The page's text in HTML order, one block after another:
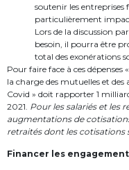
soutenir les
particulièrement
Lors de la discussion
besoin, il pourra être
total des exonérations
Pour faire face à ces
la charge des mutuelles et des
Covid » doit rapporter 1
2021. Pour les salariés et les
augmentations de
retraités dont les cotisations
Financer les